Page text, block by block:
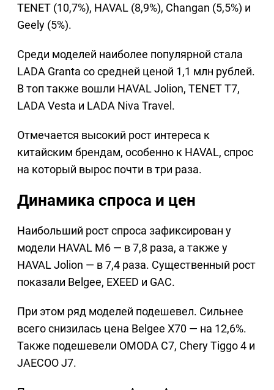
TENET (10,7%), HAVAL (8,9%), Changan (5,5%) и
Geely (5%).
Среди моделей наиболее популярной стала
LADA Granta со средней ценой 1,1 млн рублей.
В топ также вошли HAVAL Jolion, TENET T7,
LADA Vesta и LADA Niva Travel.
Отмечается высокий рост интереса к
китайским брендам, особенно к HAVAL, спрос
на который вырос почти в три раза.
Динамика спроса и цен
Наибольший рост спроса зафиксирован у
модели HAVAL M6 — в 7,8 раза, а также у
HAVAL Jolion — в 7,4 раза. Существенный рост
показали Belgee, EXEED и GAC.
При этом ряд моделей подешевел. Сильнее
всего снизилась цена Belgee X70 — на 12,6%.
Также подешевели OMODA C7, Chery Tiggo 4 и
JAECOO J7.